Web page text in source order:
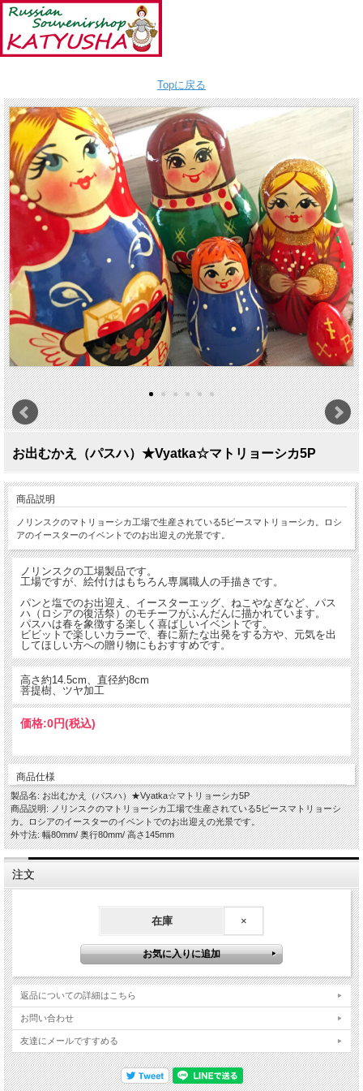
Topに戻る
お出むかえ（パスハ）★Vyatka☆マトリョーシカ5P
商品説明
ノリンスクのマトリョーシカ工場で生産されている5ピースマトリョーシカ。ロシ
アのイースターのイベントでのお出迎えの光景です。
ノリンスクの工場製品です。
工場ですが、絵付けはもちろん専属職人の手描きです。
パンと塩でのお出迎え、イースターエッグ、ねこやなぎなど、パス
ハ（ロシアの復活祭）のモチーフがふんだんに描かれています。
パスハは春を象徴する楽しく喜ばしいイベントです。
ビビットで楽しいカラーで、春に新たな出発をする方や、元気を出
してほしい方への贈り物にもおすすめです。
高さ約14.5cm、直径約8cm
菩提樹、ツヤ加工
価格:0円(税込)
商品仕様
製品名: お出むかえ（パスハ）★Vyatka☆マトリョーシカ5P
商品説明: ノリンスクのマトリョーシカ工場で生産されている5ピースマトリョーシ
カ。ロシアのイースターのイベントでのお出迎えの光景です。
外寸法: 幅80mm/ 奥行80mm/ 高さ145mm
注文
在庫 ×
返品についての詳細はこちら
お問い合わせ
友達にメールですすめる